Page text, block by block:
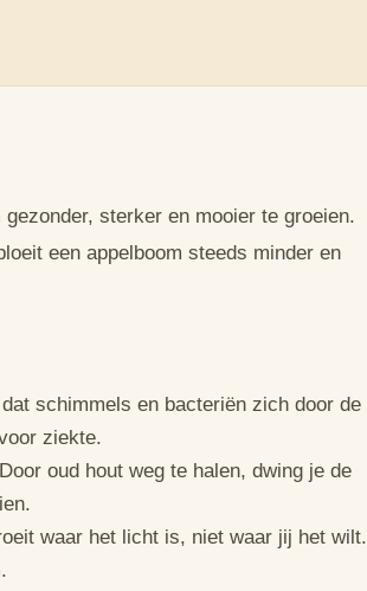
sterker en mooier te groeien.
een appelboom steeds minder en
schimmels en bacteriën zich door de
ziekte.
oud hout weg te halen, dwing je de
waar het licht is, niet waar jij het wilt.